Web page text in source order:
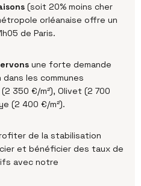
(soit 20% moins cher
orléanaise offre un
de Paris.
une forte demande
les communes
350 €/m²), Olivet (2 700
(2 400 €/m²).
de la stabilisation
et bénéficier des taux de
avec notre